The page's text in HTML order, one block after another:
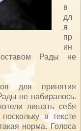
в
дл
я
пр
ин
Рады не
для принятия
не набиралось.
лишать себя
в тексте
норма. Голоса